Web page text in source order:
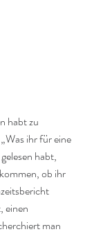
habt zu
ihr für eine
habt,
ob ihr
einen
man